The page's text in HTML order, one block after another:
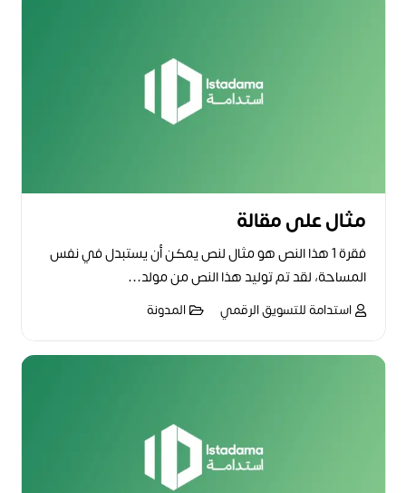
مثال على مقالة
فقرة 1 هذا النص هو مثال لنص يمكن أن يستبدل في نفس
المساحة، لقد تم توليد هذا النص من مولد…
استدامة للتسويق الرقمي المدونة